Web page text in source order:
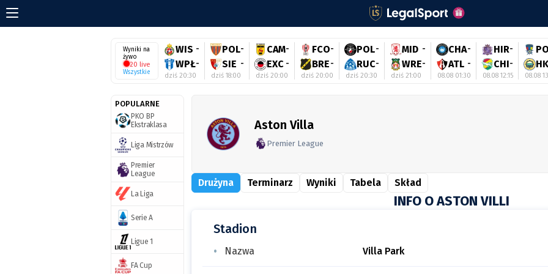
Wyniki na
żywo
20 live
Wszystkie
WIS -
WPŁ-
dziś 20:30
POL-
SIE -
dziś 18:00
CAM-
EXC -
dziś 20:00
FCO-
BRE-
dziś 20:00
POL-
RUC-
dziś 20:30
MID -
WRE-
dziś 21:00
CHA-
ATL -
08.08 01:30
HIR-
CHI-
08.08 12:15 08.08
POPULARNE
PKO BP
Ekstraklasa
Liga Mistrzów
Premier
League
La Liga
Serie A
Ligue 1
FA Cup
Aston Villa
Premier League
Drużyna Terminarz Wyniki Tabela Skład
INFO O ASTON VILLI
Stadion
Nazwa Villa Park